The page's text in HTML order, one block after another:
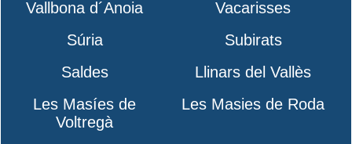
Vallbona d´Anoia
Vacarisses
Súria
Subirats
Saldes
Llinars del Vallès
Les Masíes de
Voltregà
Les Masies de Roda